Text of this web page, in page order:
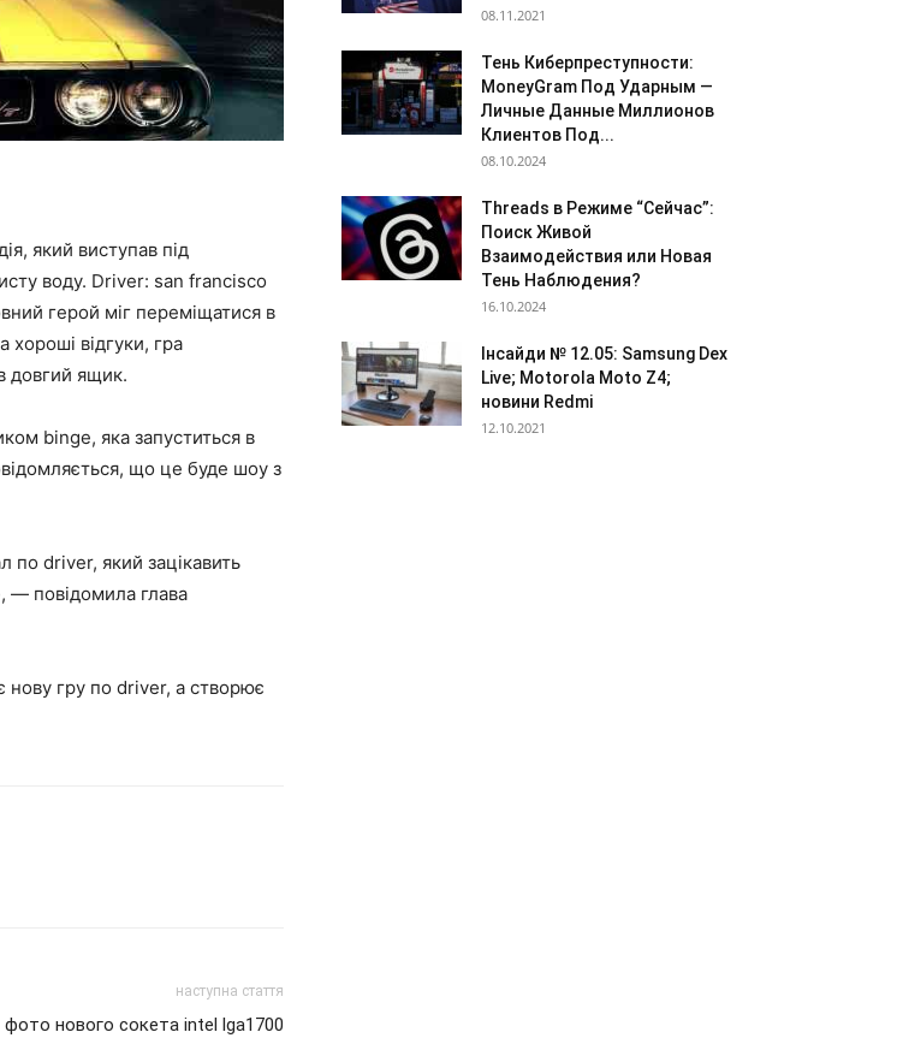
який виступав під
воду. Driver: san francisco
герой міг переміщатися в
відгуки, гра
довгий ящик.
binge, яка запуститься в
що це буде шоу з
по driver, який зацікавить
— повідомила глава
гру по driver, а створює
наступна стаття
фото нового сокета intel lga1700
08.11.2021
Тень Киберпреступности:
MoneyGram Под Ударным —
Личные Данные Миллионов
Клиентов Под...
08.10.2024
Threads в Режиме “Сейчас”:
Поиск Живой
Взаимодействия или Новая
Тень Наблюдения?
16.10.2024
Інсайди № 12.05: Samsung Dex
Live; Motorola Moto Z4;
новини Redmi
12.10.2021